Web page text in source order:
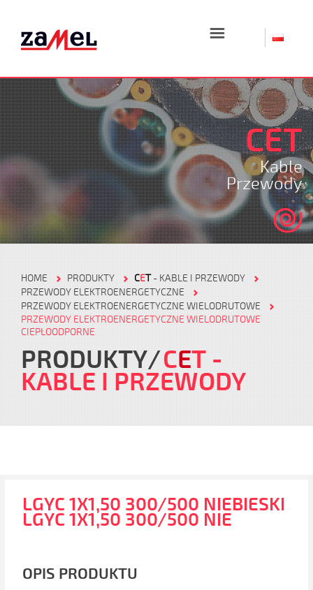
☰
CET
Kable
Przewody
HOME PRODUKTY CET- KABLE I PRZEWODY
PRZEWODY ELEKTROENERGETYCZNE
PRZEWODY ELEKTROENERGETYCZNE WIELODRUTOWE
PRZEWODY ELEKTROENERGETYCZNE WIELODRUTOWE
CIEPŁOODPORNE
PRODUKTY CET -
KABLE I PRZEWODY
LGYC 1X1,50 300/500 NIEBIESKI
LGYC 1X1,50 300/500 NIE
OPIS PRODUKTU